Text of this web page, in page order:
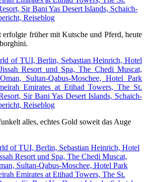
erfolgte früher mit Kutsche und Pferd, heute
alles, echtes Gold soweit das Auge